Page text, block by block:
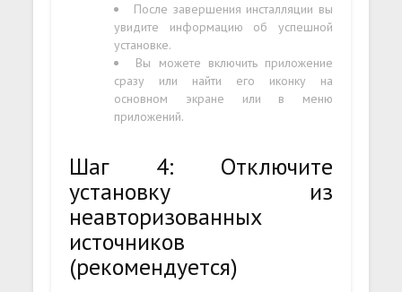
После завершения инсталляции вы
увидите информацию об успешной
установке.
Вы можете включить приложение
сразу или найти его иконку на
основном экране или в меню
приложений.
Шаг 4: Отключите
установку из
неавторизованных
источников
(рекомендуется)